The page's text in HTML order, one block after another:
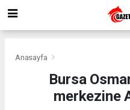
Anasayfa
Bursa
merkezine